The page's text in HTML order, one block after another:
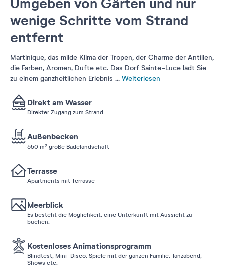
wenige Schritte vom Strand
entfernt
Martinique, das milde Klima der Tropen, der Charme der Antillen,
die Farben, Aromen, Düfte etc. Das Dorf Sainte-Luce lädt Sie
zu einem ganzheitlichen Erlebnis ... Weiterlesen
Direkt am Wasser
Direkter Zugang zum Strand
Außenbecken
650 m² große Badelandschaft
Terrasse
Apartments mit Terrasse
Meerblick
Es besteht die Möglichkeit, eine Unterkunft mit Aussicht zu
buchen.
Kostenloses Animationsprogramm
Blindtest, Mini-Disco, Spiele mit der ganzen Familie, Tanzabend,
Shows etc.